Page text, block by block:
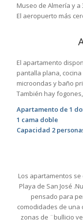
Museo de Almería y
El aeropuerto más
El apartamento
pantalla plana,
microondas y baño
También hay
Apartamento de 1
1 cama doble
Capacidad 2
Los apartamentos
Playa de San José
pensado para
comodidades de una
zonas de ¨bullicio